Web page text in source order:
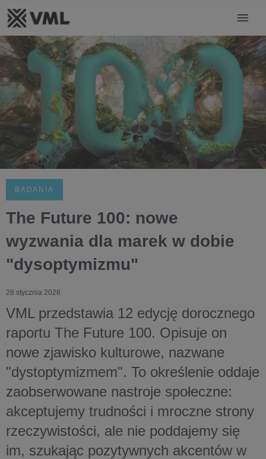
BADANIA
The Future 100: nowe
wyzwania dla marek w dobie
"dysoptymizmu"
28 stycznia 2026
VML przedstawia 12 edycję dorocznego
raportu The Future 100. Opisuje on
nowe zjawisko kulturowe, nazwane
"dystoptymizmem". To określenie oddaje
zaobserwowane nastroje społeczne:
akceptujemy trudności i mroczne strony
rzeczywistości, ale nie poddajemy się
im, szukając pozytywnych akcentów w